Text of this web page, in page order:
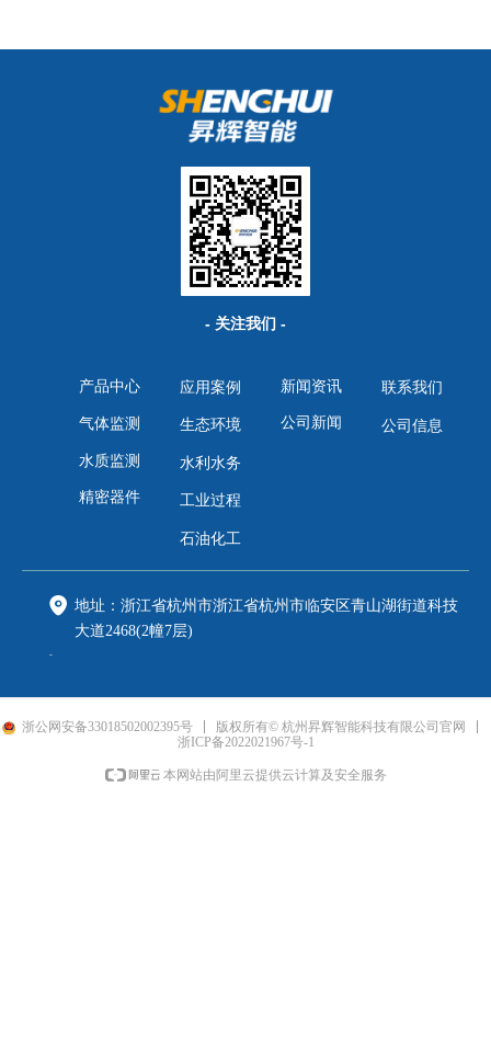
- 关注我们 -
产品中心
气体监测
水质监测
精密器件
应用案例
生态环境
水利水务
工业过程
石油化工
联系我们
公司信息
新闻资讯
公司新闻
地址： 浙江省杭州市浙江省杭州市临安区青山湖街道科技
大道2468(2幢7层)
邮箱：shenghui@fpi-inc.com
188xxxx8888
浙公网安备33018502002395号
版权所有© 杭州昇辉智能科技有限公司官网
浙ICP备2022021967号-1
本网站由阿里云提供云计算及安全服务